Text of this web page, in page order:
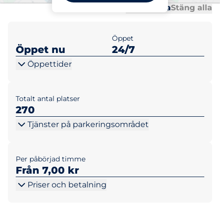
Öppna allaStäng alla
Öppet nu
Öppet
24/7
Öppettider
Totalt antal platser
270
Tjänster på parkeringsområdet
Per påbörjad timme
Från 7,00 kr
Priser och betalning